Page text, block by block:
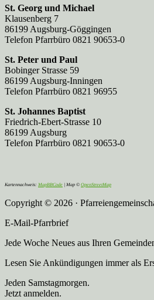
St. Georg und Michael
Klausenberg 7
86199 Augsburg-Göggingen
Telefon Pfarrbüro 0821 90653-0
St. Peter und Paul
Bobinger Strasse 59
86199 Augsburg-Inningen
Telefon Pfarrbüro 0821 96955
St. Johannes Baptist
Friedrich-Ebert-Strasse 10
86199 Augsburg
Telefon Pfarrbüro 0821 90653-0
Kartennachweis: MapBBCode | Map © OpenStreetMap
Copyright © 2026 ·
E-Mail-Pfarrbrief
Jede Woche Neues aus Ihren
Lesen Sie Ankündigungen immer als
Jeden Samstagmorgen.
Jetzt anmelden.